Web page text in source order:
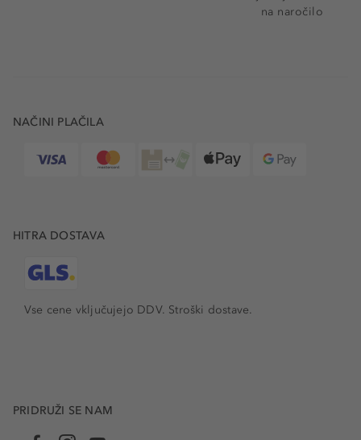
na naročilo
NAČINI PLAČILA
HITRA DOSTAVA
Vse cene vključujejo DDV. Stroški dostave.
PRIDRUŽI SE NAM